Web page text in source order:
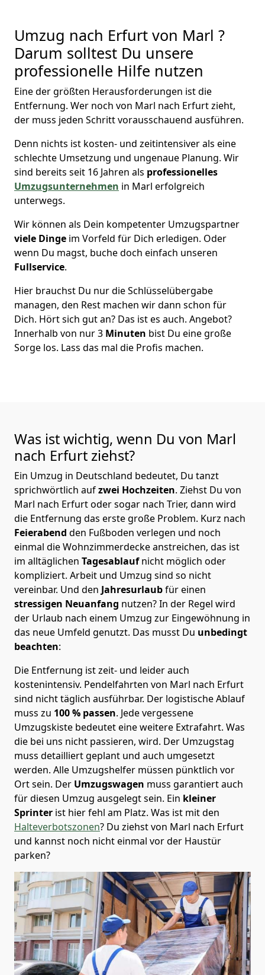
Umzug nach Erfurt von Marl ?
Darum solltest Du unsere
professionelle Hilfe nutzen
Eine der größten Herausforderungen ist die
Entfernung. Wer noch von Marl nach Erfurt zieht,
der muss jeden Schritt vorausschauend ausführen.
Denn nichts ist kosten- und zeitintensiver als eine
schlechte Umsetzung und ungenaue Planung. Wir
sind bereits seit 16 Jahren als professionelles
Umzugsunternehmen in Marl erfolgreich
unterwegs.
Wir können als Dein kompetenter Umzugspartner
viele Dinge im Vorfeld für Dich erledigen. Oder
wenn Du magst, buche doch einfach unseren
Fullservice.
Hier brauchst Du nur die Schlüsselübergabe
managen, den Rest machen wir dann schon für
Dich. Hört sich gut an? Das ist es auch. Angebot?
Innerhalb von nur 3 Minuten bist Du eine große
Sorge los. Lass das mal die Profis machen.
Was ist wichtig, wenn Du von Marl
nach Erfurt ziehst?
Ein Umzug in Deutschland bedeutet, Du tanzt
sprichwörtlich aufzwei Hochzeiten. Ziehst Du von
Marl nach Erfurt oder sogar nach Trier, dann wird
die Entfernung das erste große Problem. Kurz nach
Feierabend den Fußboden verlegen und noch
einmal die Wohnzimmerdecke anstreichen, das ist
im alltäglichen Tagesablaufnicht möglich oder
kompliziert. Arbeit und Umzug sind so nicht
vereinbar. Und den Jahresurlaubfür einen
stressigen Neuanfang nutzen? In der Regel wird
der Urlaub nach einem Umzug zur Eingewöhnung in
das neue Umfeld genutzt. Das musst Du unbedingt
beachten:
Die Entfernung ist zeit- und leider auch
kostenintensiv. Pendelfahrten von Marl nach Erfurt
sind nicht täglich ausführbar. Der logistische Ablauf
muss zu 100 % passen. Jede vergessene
Umzugskiste bedeutet eine weitere Extrafahrt. Was
die bei uns nicht passieren, wird. Der Umzugstag
muss detailliert geplant und auch umgesetzt
werden. Alle Umzugshelfer müssen pünktlich vor
Ort sein. Der Umzugswagen muss garantiert auch
für diesen Umzug ausgelegt sein. Ein kleiner
Sprinter ist hier fehl am Platz. Was ist mit den
Halteverbotszonen? Du ziehst von Marl nach Erfurt
und kannst noch nicht einmal vor der Haustür
parken?